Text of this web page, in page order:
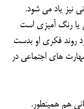
نیز یاد می شود.
رنگ آمیزی است
روند فکری او بدست
های اجتماعی در
هم همینطور.